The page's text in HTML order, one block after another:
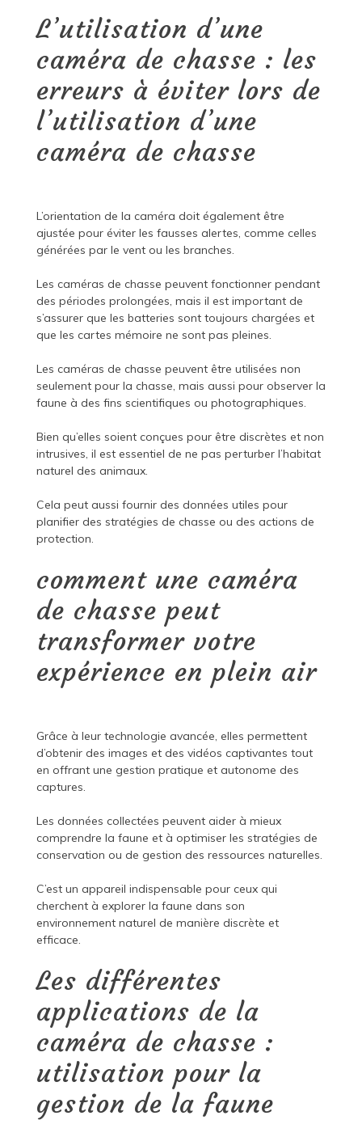
L’utilisation d’une
caméra de chasse : les
erreurs à éviter lors de
l’utilisation d’une
caméra de chasse
L’orientation de la caméra doit également être
ajustée pour éviter les fausses alertes, comme celles
générées par le vent ou les branches.
Les caméras de chasse peuvent fonctionner pendant
des périodes prolongées, mais il est important de
s’assurer que les batteries sont toujours chargées et
que les cartes mémoire ne sont pas pleines.
Les caméras de chasse peuvent être utilisées non
seulement pour la chasse, mais aussi pour observer la
faune à des fins scientifiques ou photographiques.
Bien qu’elles soient conçues pour être discrètes et non
intrusives, il est essentiel de ne pas perturber l’habitat
naturel des animaux.
Cela peut aussi fournir des données utiles pour
planifier des stratégies de chasse ou des actions de
protection.
comment une caméra
de chasse peut
transformer votre
expérience en plein air
Grâce à leur technologie avancée, elles permettent
d’obtenir des images et des vidéos captivantes tout
en offrant une gestion pratique et autonome des
captures.
Les données collectées peuvent aider à mieux
comprendre la faune et à optimiser les stratégies de
conservation ou de gestion des ressources naturelles.
C’est un appareil indispensable pour ceux qui
cherchent à explorer la faune dans son
environnement naturel de manière discrète et
efficace.
Les différentes
applications de la
caméra de chasse :
utilisation pour la
gestion de la faune